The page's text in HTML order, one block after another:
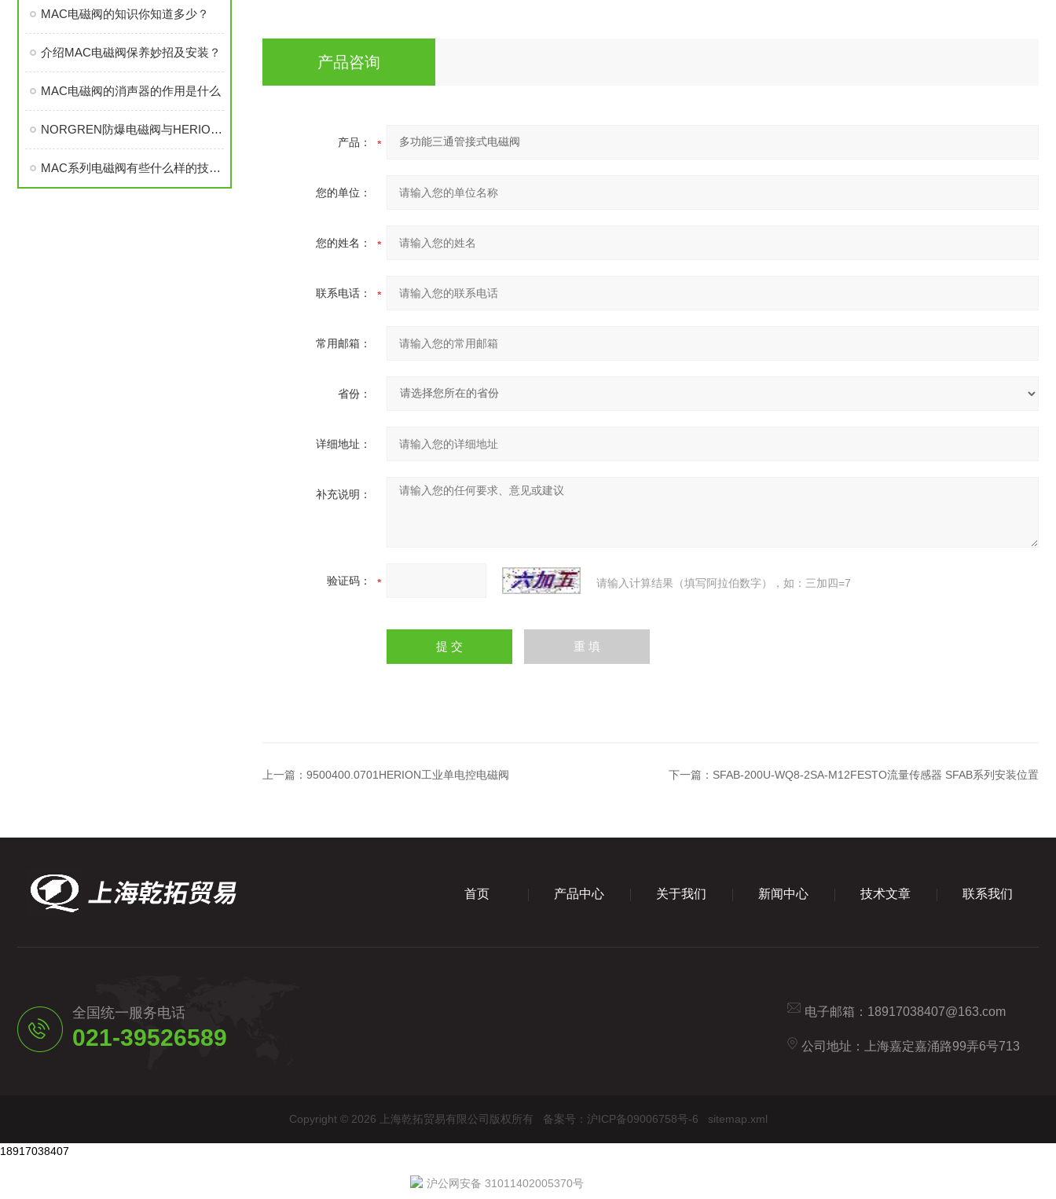
MAC电磁阀的知识你知道多少？
介绍MAC电磁阀保养妙招及安装？
MAC电磁阀的消声器的作用是什么
NORGREN防爆电磁阀与HERION防爆电磁阀有些什么区别之处
MAC系列电磁阀有些什么样的技术参数，MAC系列电磁阀
产品咨询
产品：
您的单位：
您的姓名：
联系电话：
常用邮箱：
省份：
详细地址：
补充说明：
验证码： 请输入计算结果（填写阿拉伯数字），如：三加四=7
上一篇： 9500400.0701HERION工业单电控电磁阀 下一篇： SFAB-200U-WQ8-2SA-M12FESTO流量传感器 SFAB系列安装位置
首页 产品中心 关于我们 新闻中心 技术文章 联系我们
全国统一服务电话
021-39526589
电子邮箱： 18917038407@163.com
公司地址：上海嘉定嘉涌路99弄6号713
Copyright © 2026 上海乾拓贸易有限公司版权所有 备案号：沪ICP备09006758号-6 sitemap.xml
18917038407
沪公网安备 31011402005370号